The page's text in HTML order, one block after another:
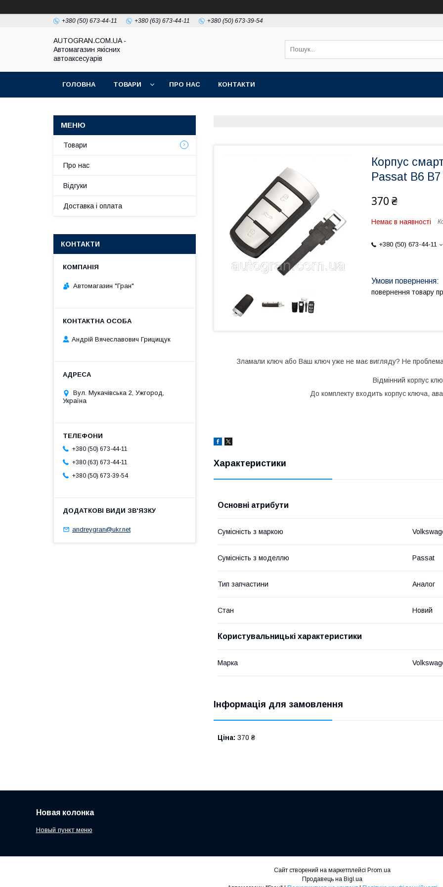
+380 (50) 673-44-11 +380 (63) 673-44-11 +380 (50) 673-39-54
AUTOGRAN.COM.UA -
Автомагазин якісних
автоаксесуарів
ГОЛОВНА ТОВАРИ ПРО НАС КОНТАКТИ
Корпус
Passat B6
370 ₴
Немає в наявності
+380 (50) 673-44-11
повернення товару
Зламали ключ або Ваш ключ уже не має вигляду? Не
Відмінний корпус
До комплекту входить корпус ключа,
Характеристики
Основні атрибути
Сумісність з маркою
Сумісність з моделлю Passat
Тип запчастини Аналог
Стан Новий
Користувальницькі характеристики
Марка
Інформація для замовлення
Ціна: 370 ₴
Товари
Про нас
Відгуки
Доставка і оплата
КОНТАКТИ
Автомагазин "Гран"
Андрій Вячеславович Грицищук
Вул. Мукачівська 2, Ужгород,
Україна
+380 (50) 673-44-11
+380 (63) 673-44-11
+380 (50) 673-39-54
andreygran@ukr.net
Новая колонка
Новый пункт меню
Сайт створений на маркетплейсі Prom.ua
Продавець на Bigl.ua